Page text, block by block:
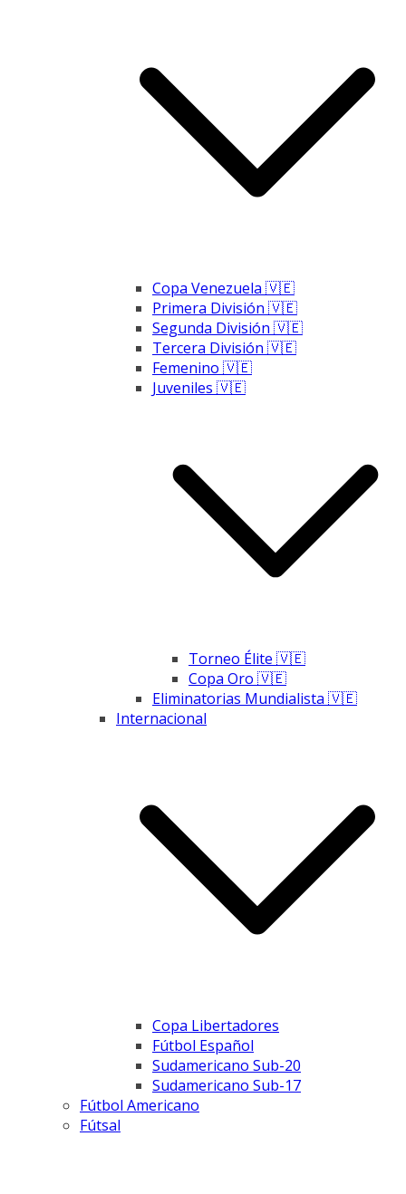
Copa Venezuela 🇻🇪
Primera División 🇻🇪
Segunda División 🇻🇪
Tercera División 🇻🇪
Femenino 🇻🇪
Juveniles 🇻🇪
Torneo Élite 🇻🇪
Copa Oro 🇻🇪
Eliminatorias Mundialista 🇻🇪
Internacional
Copa Libertadores
Fútbol Español
Sudamericano Sub-20
Sudamericano Sub-17
Fútbol Americano
Fútsal